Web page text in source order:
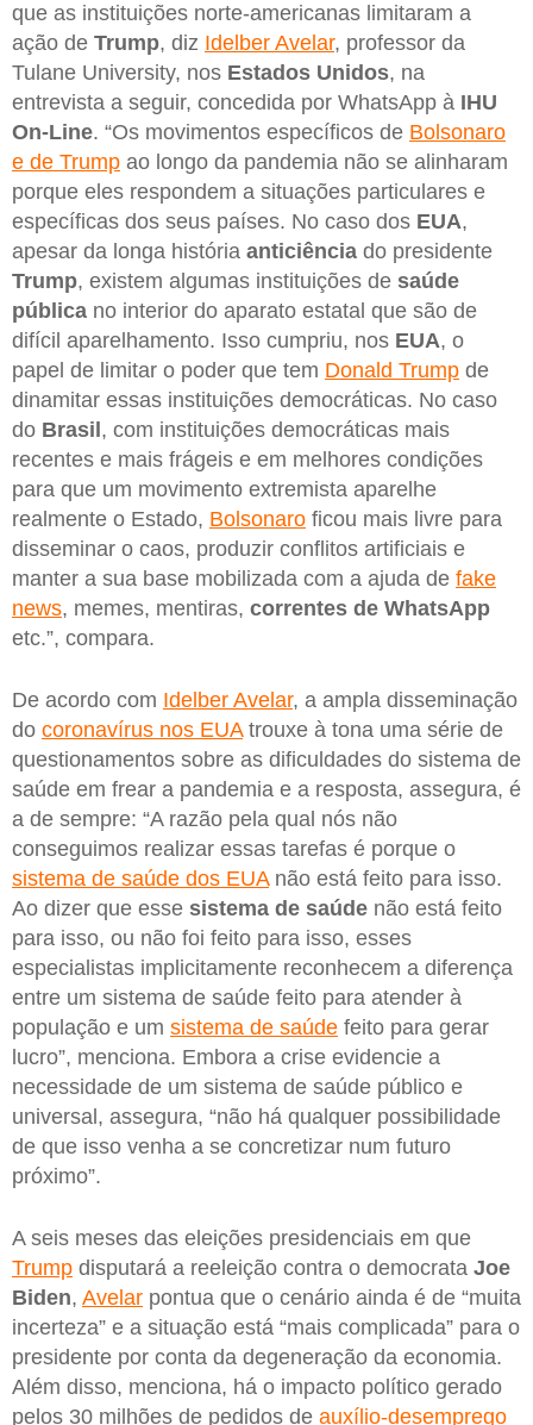
que as instituições norte-americanas limitaram a
ação de Trump, diz Idelber Avelar, professor da
Tulane University, nos Estados Unidos, na
entrevista a seguir, concedida por WhatsApp à IHU
On-Line. “Os movimentos específicos de Bolsonaro
e de Trump ao longo da pandemia não se alinharam
porque eles respondem a situações particulares e
específicas dos seus países. No caso dos EUA,
apesar da longa história anticiência do presidente
Trump, existem algumas instituições de saúde
pública no interior do aparato estatal que são de
difícil aparelhamento. Isso cumpriu, nos EUA, o
papel de limitar o poder que tem Donald Trump de
dinamitar essas instituições democráticas. No caso
do Brasil , com instituições democráticas mais
recentes e mais frágeis e em melhores condições
para que um movimento extremista aparelhe
realmente o Estado, Bolsonaro ficou mais livre para
disseminar o caos, produzir conflitos artificiais e
manter a sua base mobilizada com a ajuda de fake
news, memes, mentiras, correntes de WhatsApp
etc.”, compara.
De acordo com Idelber Avelar, a ampla disseminação
do coronavírus nos EUAtrouxe à tona uma série de
questionamentos sobre as dificuldades do sistema de
saúde em frear a pandemia e a resposta, assegura, é
a de sempre: “A razão pela qual nós não
conseguimos realizar essas tarefas é porque o
sistema de saúde dos EUAnão está feito para isso.
Ao dizer que esse sistema de saúde não está feito
para isso, ou não foi feito para isso, esses
especialistas implicitamente reconhecem a diferença
entre um sistema de saúde feito para atender à
população e um sistema de saúde feito para gerar
lucro”, menciona. Embora a crise evidencie a
necessidade de um sistema de saúde público e
universal, assegura, “não há qualquer possibilidade
de que isso venha a se concretizar num futuro
próximo”.
A seis meses das eleições presidenciais em que
Trump disputará a reeleição contra o democrata Joe
Biden, Avelar pontua que o cenário ainda é de “muita
incerteza” e a situação está “mais complicada” para o
presidente por conta da degeneração da economia.
Além disso, menciona, há o impacto político gerado
pelos 30 milhões de pedidos de auxílio-desemprego